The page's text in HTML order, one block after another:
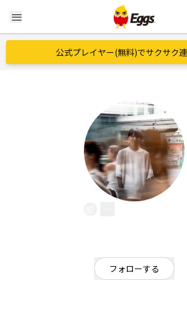
menu
公式プレイヤー(無料)でサクサク
フォローする